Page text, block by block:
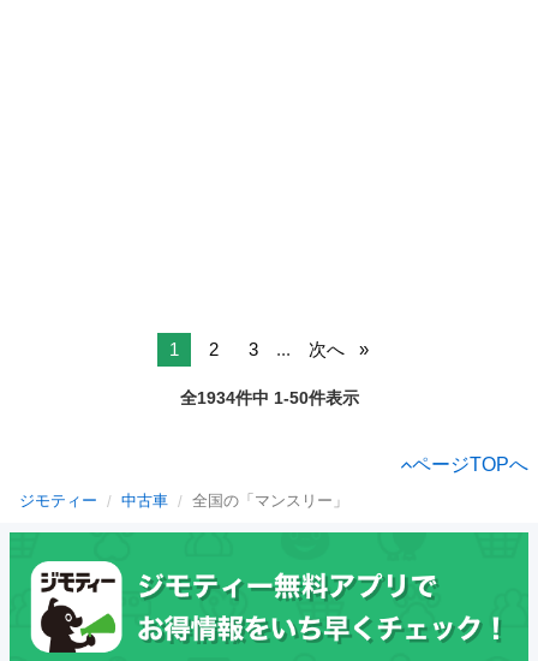
1 2 3 ... 次へ
全1934件中 1-50件表示
ページTOPへ
ジモティー 中古車 全国の「マンスリー」